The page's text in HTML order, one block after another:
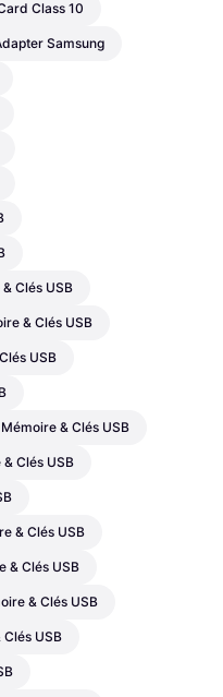
Class 10
Samsung
Clés USB
& Clés USB
USB
& Clés USB
Clés USB
& Clés USB
& Clés USB
& Clés USB
USB